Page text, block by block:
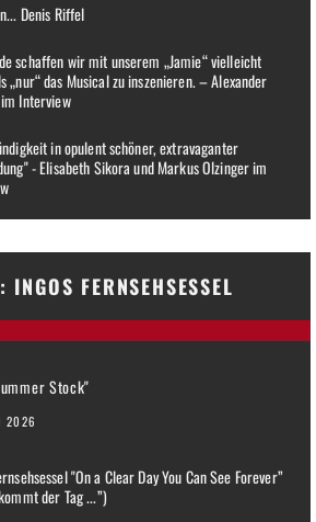
Denis Riffel
schaffen wir mit unserem „Jamie“ vielleicht
„nur“ das Musical zu inszenieren. – Alexander
Interview
in opulent schöner, extravaganter
- Elisabeth Sikora und Markus Olzinger im
INGOS FERNSEHSESSEL
Stock"
2026
"On a Clear Day You Can See Forever”
der Tag ...”)